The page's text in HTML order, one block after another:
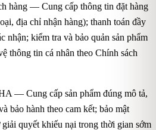
hàng — Cung cấp thông tin đặt hàng
địa chỉ nhận hàng); thanh toán đầy
nhận; kiểm tra và bảo quản sản phẩm
thông tin cá nhân theo Chính sách
— Cung cấp sản phẩm đúng mô tả,
bảo hành theo cam kết; bảo mật
quyết khiếu nại trong thời gian sớm